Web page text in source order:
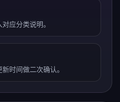
应分类说明。
时间做二次确认。